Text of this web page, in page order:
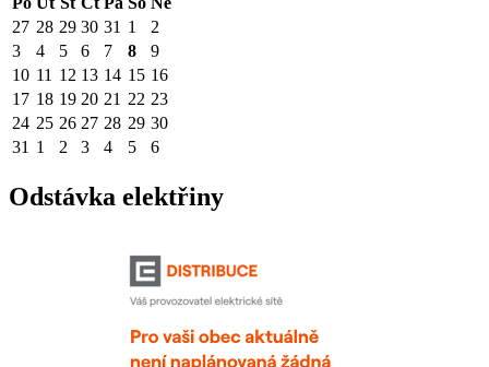
27 28 29 30 31 1
2
3
4 5 6 7 8
9
10 11 12 13 14 15 16
17 18 19 20 21 22 23
24 25 26 27 28 29 30
31 1 2 3 4 5 6
Odstávka elektřiny